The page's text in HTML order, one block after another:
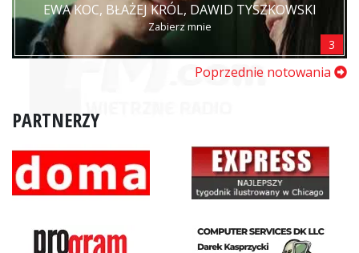
EWA KOC, BŁAŻEJ KRÓL, DAWID TYSZKOWSKI
Zabierz mnie
3
Poprzednie notowania
PARTNERZY